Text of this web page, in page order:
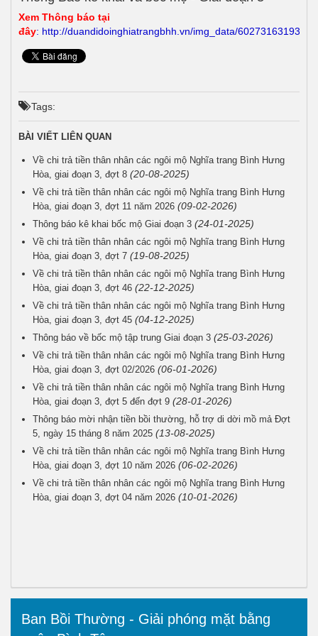
Xem Thông báo tại
đây: http://duandidoinghiatrangbhh.vn/img_data/
Tags:
BÀI VIẾT LIÊN QUAN
Về chi trả tiền thân nhân các ngôi mộ Nghĩa trang Bình Hưng
Hòa, giai đoạn 3, đợt 8 (20-08-2025)
Về chi trả tiền thân nhân các ngôi mộ Nghĩa trang Bình Hưng
Hòa, giai đoạn 3, đợt 11 năm 2026 (09-02-2026)
Thông báo kê khai bốc mộ Giai đoạn 3 (24-01-2025)
Về chi trả tiền thân nhân các ngôi mộ Nghĩa trang Bình Hưng
Hòa, giai đoạn 3, đợt 7 (19-08-2025)
Về chi trả tiền thân nhân các ngôi mộ Nghĩa trang Bình Hưng
Hòa, giai đoạn 3, đợt 46 (22-12-2025)
Về chi trả tiền thân nhân các ngôi mộ Nghĩa trang Bình Hưng
Hòa, giai đoạn 3, đợt 45 (04-12-2025)
Thông báo về bốc mộ tập trung Giai đoạn 3 (25-03-2026)
Về chi trả tiền thân nhân các ngôi mộ Nghĩa trang Bình Hưng
Hòa, giai đoạn 3, đợt 02/2026 (06-01-2026)
Về chi trả tiền thân nhân các ngôi mộ Nghĩa trang Bình Hưng
Hòa, giai đoạn 3, đợt 5 đến đợt 9 (28-01-2026)
Thông báo mời nhận tiền bồi thường, hỗ trợ di dời mồ mả Đợt
5, ngày 15 tháng 8 năm 2025 (13-08-2025)
Về chi trả tiền thân nhân các ngôi mộ Nghĩa trang Bình Hưng
Hòa, giai đoạn 3, đợt 10 năm 2026 (06-02-2026)
Về chi trả tiền thân nhân các ngôi mộ Nghĩa trang Bình Hưng
Hòa, giai đoạn 3, đợt 04 năm 2026 (10-01-2026)
Ban Bồi Thường - Giải phóng mặt bằng